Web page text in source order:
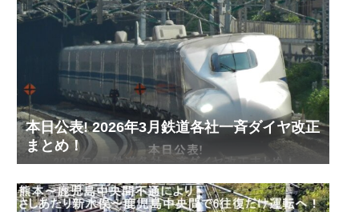
本日公表! 2026年3月鉄道各社一斉ダイヤ改正
まとめ！